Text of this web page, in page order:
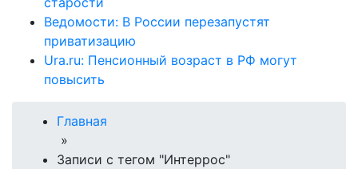
Ведомости: В России перезапустят
приватизацию
Ura.ru: Пенсионный возраст в РФ могут
повысить
Главная
»
Записи с тегом "Интеррос"